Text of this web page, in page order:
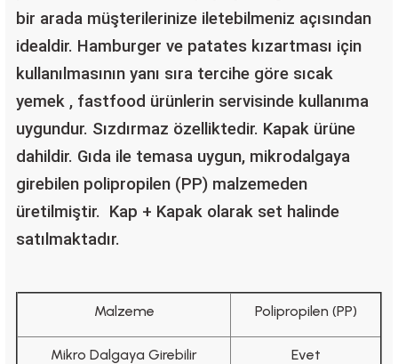
bir arada müşterilerinize iletebilmeniz açısından
idealdir. Hamburger ve patates kızartması için
kullanılmasının yanı sıra tercihe göre sıcak
yemek , fastfood ürünlerin servisinde kullanıma
uygundur. Sızdırmaz özelliktedir. Kapak ürüne
dahildir. Gıda ile temasa uygun, mikrodalgaya
girebilen polipropilen (PP) malzemeden
üretilmiştir. Kap + Kapak olarak set halinde
satılmaktadır.
Malzeme Polipropilen (PP)
Mikro Dalgaya Girebilir Evet